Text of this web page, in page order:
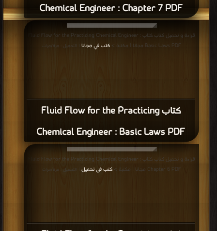
Chemical Engineer : Chapter 7 PDF
كتاب Fluid Flow for the Practicing
Chemical Engineer : Basic Laws PDF
قراءة و تحميل كتاب كتاب Fluid Flow for the Practicing Chemical Engineer :
Basic Laws PDF مجانا | مكتبة >
كتب في مجانا | التحميل : مرة/مرات
قراءة و تحميل كتاب كتاب Fluid Flow for the Practicing Chemical Engineer :
Chapter 6 PDF مجانا | مكتبة >
كتب في تحميل | التحميل : مرة/مرات